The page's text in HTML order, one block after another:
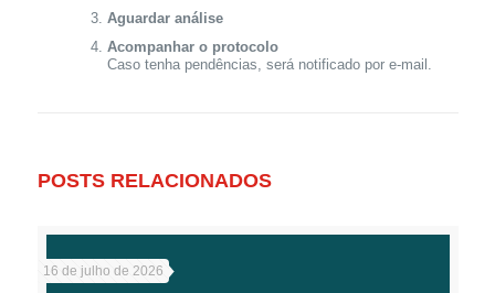
Aguardar análise
Acompanhar o protocolo
Caso tenha pendências, será notificado por e-mail.
POSTS RELACIONADOS
16 de julho de 2026